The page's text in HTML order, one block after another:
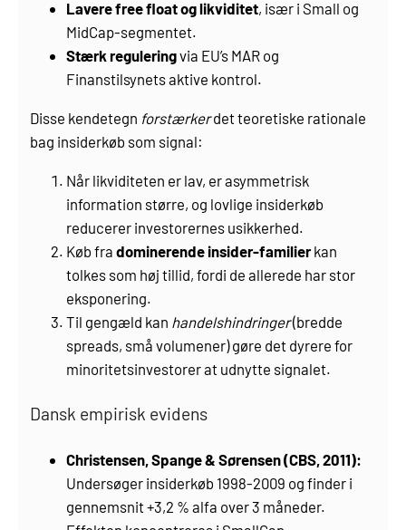
Lavere free float og likviditet, især i Small og
MidCap-segmentet.
Stærk reguleringvia EU’s MAR og
Finanstilsynets aktive kontrol.
Disse kendetegn forstærkerdet teoretiske rationale
bag insiderkøb som signal:
Når likviditeten er lav, er asymmetrisk
information større, og lovlige insiderkøb
reducerer investorernes usikkerhed.
Køb fradominerende insider-familierkan
tolkes som høj tillid, fordi de allerede har stor
eksponering.
Til gengæld kan handelshindringer(bredde
spreads, små volumener) gøre det dyrere for
minoritets­investorer at udnytte signalet.
Dansk empirisk evidens
Christensen, Spange & Sørensen (CBS, 2011):
Undersøger insiderkøb 1998-2009 og finder i
gennemsnit +3,2 % alfa over 3 måneder.